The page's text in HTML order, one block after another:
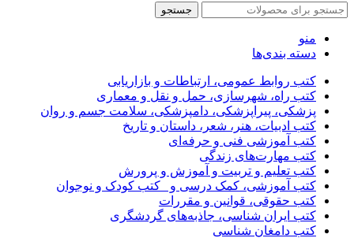
جستجو
منو
دسته بندی‌ها
کتب روابط عمومی، ارتباطات و بازاریابی
کتب راه، شهرسازی، حمل و نقل و معماری
پزشکی، پیراپزشکی، دامپزشکی، سلامت جسم و روان
کتب ادبیات، هنر، شعر، داستان و تاریخ
کتب آموزشی فنی و حرفه‌ای
کتب مهارت‌های زندگی
کتب تعلیم و تربیت و آموزش و پرورش
کتب آموزشی، کمک درسی و _کتب کودک و نوجوان
کتب حقوقی، قوانین و مقررات
کتب ایران شناسی، جاذبه‌های گردشگری
کتب دامغان شناسی